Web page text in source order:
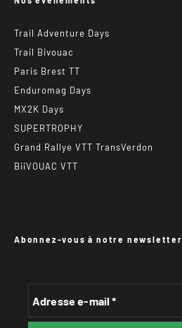
Trail Adventure Days
Trail Bivouac
Paris Brest TT
Enduromag Days
MX2K Days
SUPERTROPHY
Grand Rallye VTT TransVerdon
BiiVOUAC VTT
Abonnez-vous à notre newsletter